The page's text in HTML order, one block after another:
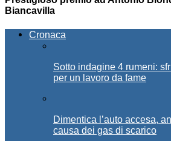
Biancavilla
Cronaca
Sotto indagine 4 rumeni:
per un lavoro da fame
Dimentica l’auto accesa,
causa dei gas di scarico